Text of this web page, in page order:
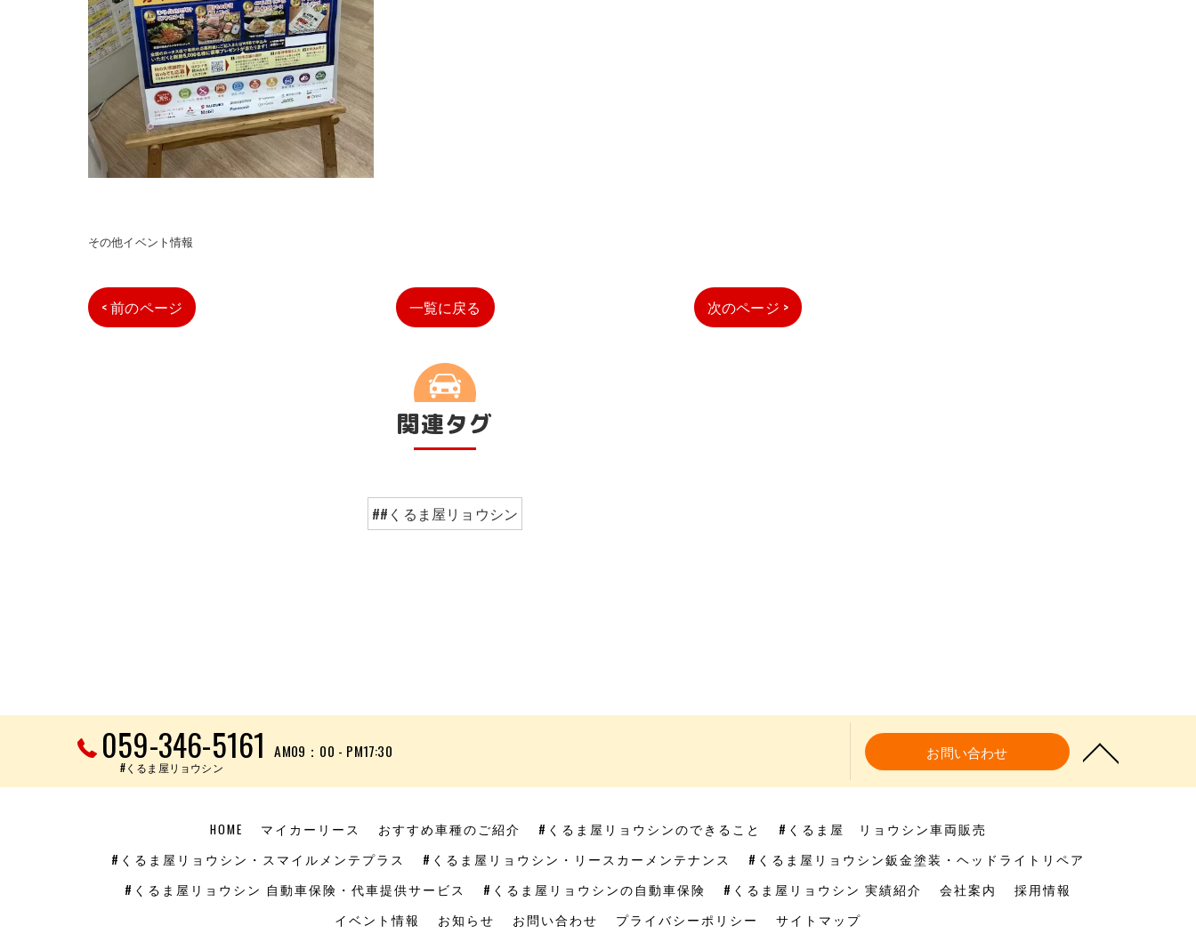
その他イベント情報
< 前のページ 一覧に戻る 次のページ >
関連タグ
##くるま屋リョウシン
059-346-5161
#くるま屋リョウシン
AM09：00 - PM17:30 お問い合わせ
HOME マイカーリース おすすめ車種のご紹介 #くるま屋リョウシンのできること
#くるま屋 リョウシン車両販売
#くるま屋リョウシン・スマイルメンテプラス
#くるま屋リョウシン・リースカーメンテナンス
#くるま屋リョウシン鈑金塗装・ヘッドライトリペア
#くるま屋リョウシン 自動車保険・代車提供サービス
#くるま屋リョウシンの自動車保険 #くるま屋リョウシン 実績紹介 会社案内
採用情報
イベント情報
お知らせ お問い合わせ プライバシーポリシー サイトマップ